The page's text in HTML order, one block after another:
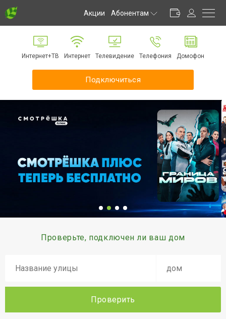
Акции Абонентам
Личный кабинет
Способы оплаты
Обратная связь
Информирование
Оборудование
Интернет+ТВ Интернет Телевидение Телефония Домофон
Подключиться
Проверьте, подключен ли ваш дом
Проверить